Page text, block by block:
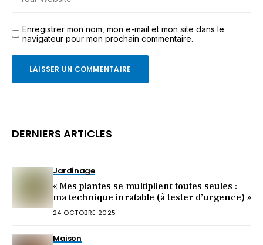
Enregistrer mon nom, mon e-mail et mon site dans le
navigateur pour mon prochain commentaire.
DERNIERS ARTICLES
Jardinage
« Mes plantes se multiplient toutes seules :
ma technique inratable (à tester d’urgence) »
24 OCTOBRE 2025
Maison